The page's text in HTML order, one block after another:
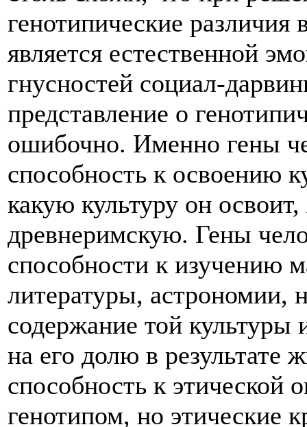
генотипические
является естественной
гнусностей социал-
представление о
ошибочно. Именно гены
способность к освоению
какую культуру он
древнеримскую. Гены
способности к изучению
литературы, астрономии,
содержание той культуры
на его долю в результате
способность к этической
генотипом, но этические